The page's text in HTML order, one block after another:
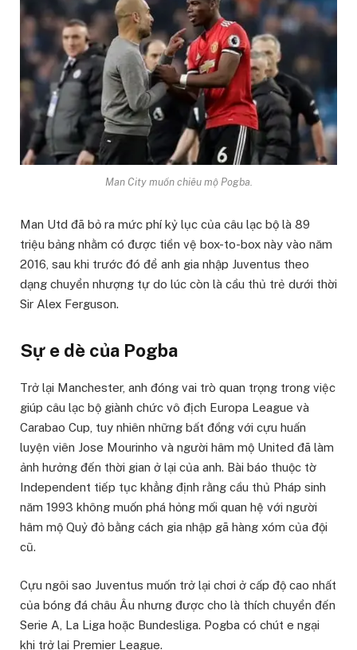
Man City muốn chiêu mộ Pogba.
Man Utd đã bỏ ra mức phí kỷ lục của câu lạc bộ là 89
triệu bảng nhằm có được tiền vệ box-to-box này vào năm
2016, sau khi trước đó để anh gia nhập Juventus theo
dạng chuyển nhượng tự do lúc còn là cầu thủ trẻ dưới thời
Sir Alex Ferguson.
Sự e dè của Pogba
Trở lại Manchester, anh đóng vai trò quan trọng trong việc
giúp câu lạc bộ giành chức vô địch Europa League và
Carabao Cup, tuy nhiên những bất đồng với cựu huấn
luyện viên Jose Mourinho và người hâm mộ United đã làm
ảnh hưởng đến thời gian ở lại của anh. Bài báo thuộc tờ
Independent tiếp tục khẳng định rằng cầu thủ Pháp sinh
năm 1993 không muốn phá hỏng mối quan hệ với người
hâm mộ Quỷ đỏ bằng cách gia nhập gã hàng xóm của đội
cũ.
Cựu ngôi sao Juventus muốn trở lại chơi ở cấp độ cao nhất
của bóng đá châu Âu nhưng được cho là thích chuyển đến
Serie A, La Liga hoặc Bundesliga. Pogba có chút e ngại
khi trở lại Premier League.